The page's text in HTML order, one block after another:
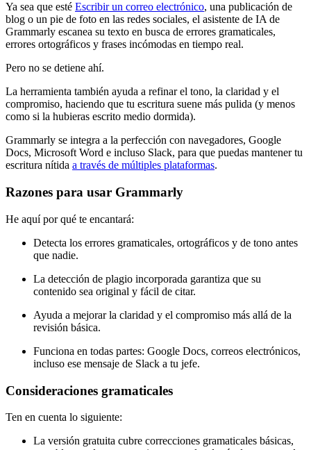
Ya sea que esté Escribir un correo electrónico, una publicación de
blog o un pie de foto en las redes sociales, el asistente de IA de
Grammarly escanea su texto en busca de errores gramaticales,
errores ortográficos y frases incómodas en tiempo real.
Pero no se detiene ahí.
La herramienta también ayuda a refinar el tono, la claridad y el
compromiso, haciendo que tu escritura suene más pulida (y menos
como si la hubieras escrito medio dormida).
Grammarly se integra a la perfección con navegadores, Google
Docs, Microsoft Word e incluso Slack, para que puedas mantener tu
escritura nítida a través de múltiples plataformas.
Razones para usar Grammarly
He aquí por qué te encantará:
Detecta los errores gramaticales, ortográficos y de tono antes
que nadie.
La detección de plagio incorporada garantiza que su
contenido sea original y fácil de citar.
Ayuda a mejorar la claridad y el compromiso más allá de la
revisión básica.
Funciona en todas partes: Google Docs, correos electrónicos,
incluso ese mensaje de Slack a tu jefe.
Consideraciones gramaticales
Ten en cuenta lo siguiente:
La versión gratuita cubre correcciones gramaticales básicas,